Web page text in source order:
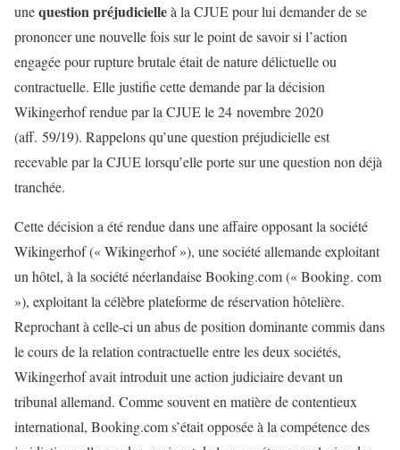
unequestion préjudicielleà la CJUE pour lui demander de se
prononcer une nouvelle fois sur le point de savoir si l’action
engagée pour rupture brutale était de nature délictuelle ou
contractuelle. Elle justifie cette demande par la décision
Wikingerhof rendue par la CJUE le 24 novembre 2020
(aff. 59/19). Rappelons qu’une question préjudicielle est
recevable par la CJUE lorsqu’elle porte sur une question non déjà
tranchée.
Cette décision a été rendue dans une affaire opposant la société
Wikingerhof (« Wikingerhof »), une société allemande exploitant
un hôtel, à la société néerlandaise Booking.com (« Booking. com
»), exploitant la célèbre plateforme de réservation hôtelière.
Reprochant à celle-ci un abus de position dominante commis dans
le cours de la relation contractuelle entre les deux sociétés,
Wikingerhof avait introduit une action judiciaire devant un
tribunal allemand. Comme souvent en matière de contentieux
international, Booking.com s’était opposée à la compétence des